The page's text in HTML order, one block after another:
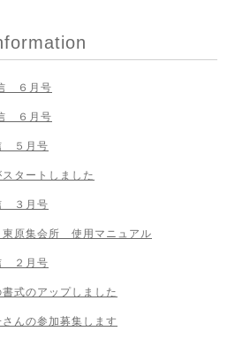
６月号
６月号
５月号
タートしました
３月号
東原集会所 使用マニュアル
２月号
式のアップしました
んの参加募集します